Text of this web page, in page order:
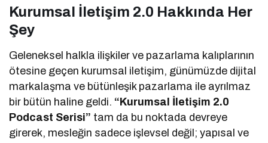
Kurumsal İletişim 2.0 Hakkında Her
Şey
Geleneksel halkla ilişkiler ve pazarlama kalıplarının
ötesine geçen kurumsal iletişim, günümüzde dijital
markalaşma ve bütünleşik pazarlama ile ayrılmaz
bir bütün haline geldi. “Kurumsal İletişim 2.0
Podcast Serisi” tam da bu noktada devreye
girerek, mesleğin sadece işlevsel değil; yapısal ve